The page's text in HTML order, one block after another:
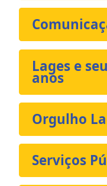
Lages e
anos
Orgulho
Serviços